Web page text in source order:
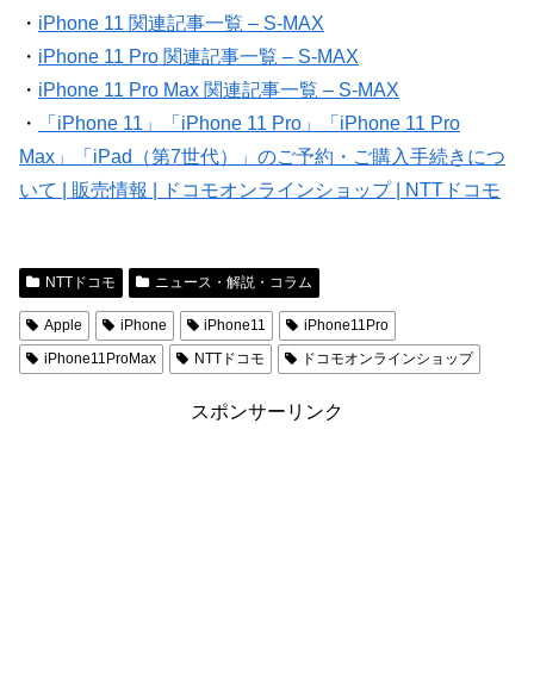
・ iPhone 11 関連記事一覧 – S-MAX
・ iPhone 11 Pro 関連記事一覧 – S-MAX
・ iPhone 11 Pro Max 関連記事一覧 – S-MAX
・
「iPhone 11」「iPhone 11 Pro」「iPhone 11 Pro
Max」「iPad（第7世代）」のご予約・ご購入手続きにつ
いて | 販売情報 | ドコモオンラインショップ | NTTドコモ
NTTドコモ ニュース・解説・コラム
Apple iPhone iPhone11
iPhone11Pro
iPhone11ProMax
NTTドコモ ドコモオンラインショップ
スポンサーリンク